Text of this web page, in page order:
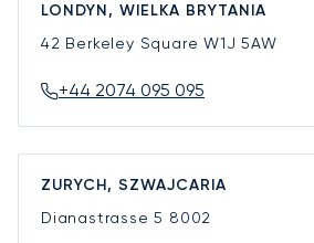
LONDYN, WIELKA BRYTANIA
42 Berkeley SquareW1J 5AW
+44 2074 095 095
ZURYCH, SZWAJCARIA
Dianastrasse 5 8002